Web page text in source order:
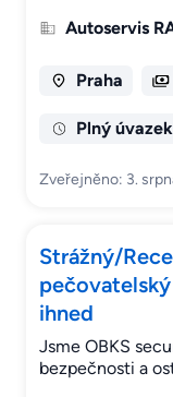
Autoservis
Praha
Plný úvazek
Zveřejněno: 3.
Strážný/
ihned
Jsme OBKS
bezpečnosti a